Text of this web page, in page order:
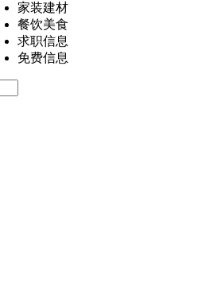
家装建材
餐饮美食
求职信息
免费信息